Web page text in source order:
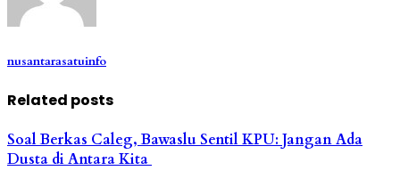
nusantarasatuinfo
Related posts
Soal Berkas Caleg, Bawaslu Sentil KPU: Jangan Ada
Dusta di Antara Kita